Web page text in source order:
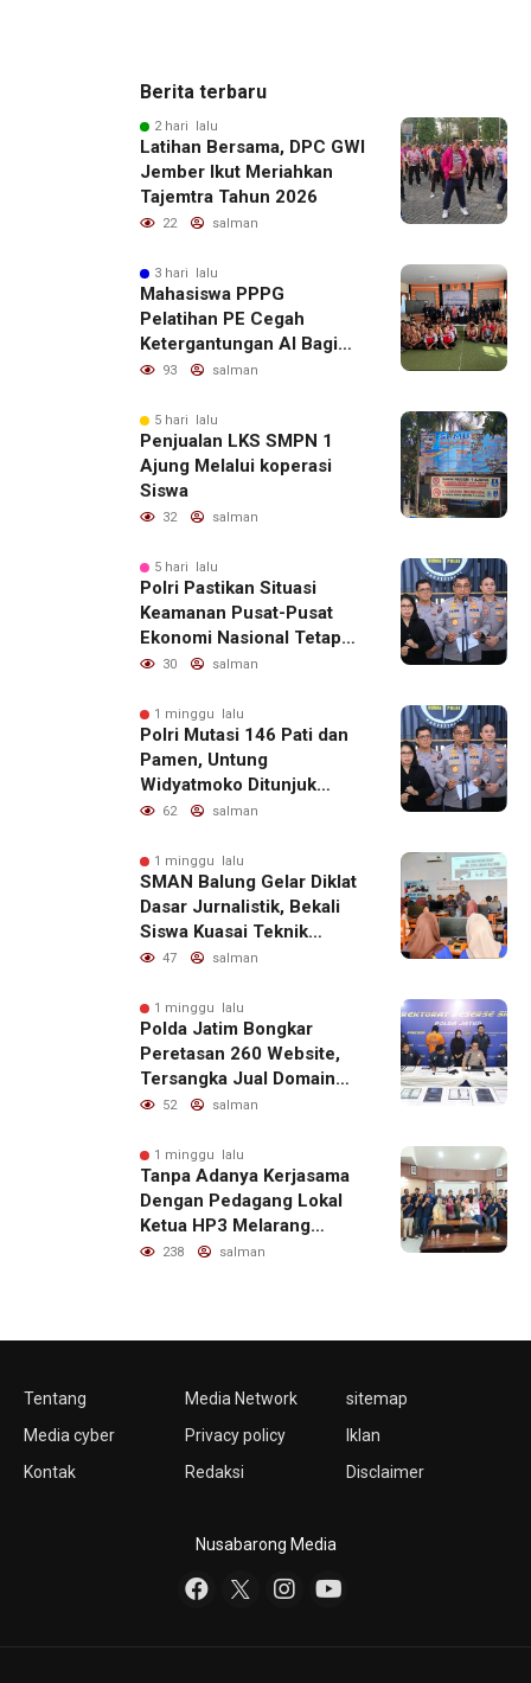
Berita terbaru
2 hari lalu
Latihan Bersama, DPC GWI
Jember Ikut Meriahkan
Tajemtra Tahun 2026
22 salman
3 hari lalu
Mahasiswa PPPG
Pelatihan PE Cegah
Ketergantungan AI Bagi
93 salman
5 hari lalu
Penjualan LKS SMPN 1
Ajung Melalui koperasi
Siswa
32 salman
5 hari lalu
Polri Pastikan Situasi
Keamanan Pusat-Pusat
Ekonomi Nasional Tetap
Kondusif
30 salman
1 minggu lalu
Polri Mutasi 146 Pati dan
Pamen, Untung
Widyatmoko Ditunjuk
sebagai Kadivhubinter
62 salman
1 minggu lalu
SMAN Balung Gelar Diklat
Dasar Jurnalistik, Bekali
Siswa Kuasai Teknik
Menulis Berita yang
47 salman
1 minggu lalu
Polda Jatim Bongkar
Peretasan 260 Website,
Tersangka Jual Domain
untuk Promosi Judi Online
52 salman
1 minggu lalu
Tanpa Adanya Kerjasama
Dengan Pedagang Lokal
Ketua HP3 Melarang
Aktifitas Pedagang Ikan
238 salman
Tentang
Media cyber
Kontak
Media Network
Privacy policy
Redaksi
sitemap
Iklan
Disclaimer
Nusabarong Media